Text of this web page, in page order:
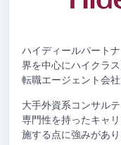
ハイディールパート
界を中心にハイクラ
転職エージェント会社
大手外資系コンサル
専門性を持ったキャ
施する点に強みがあり